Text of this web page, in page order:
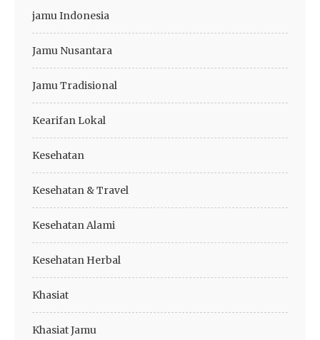
jamu Indonesia
Jamu Nusantara
Jamu Tradisional
Kearifan Lokal
Kesehatan
Kesehatan & Travel
Kesehatan Alami
Kesehatan Herbal
Khasiat
Khasiat Jamu